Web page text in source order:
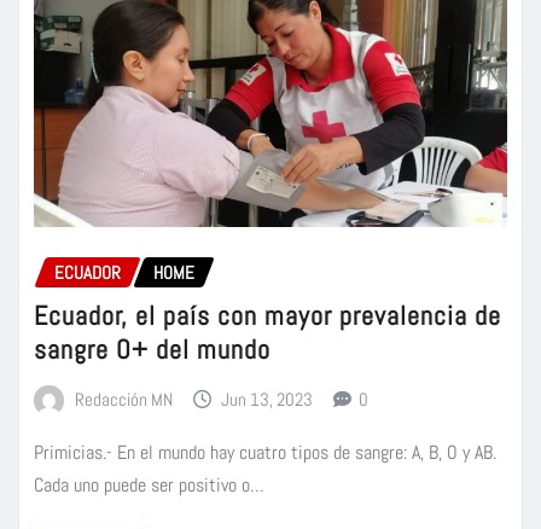
ECUADOR HOME
Ecuador, el país con mayor prevalencia de
sangre O+ del mundo
Redacción MN Jun 13, 2023 0
Primicias.- En el mundo hay cuatro tipos de sangre: A, B, O y AB.
Cada uno puede ser positivo o…